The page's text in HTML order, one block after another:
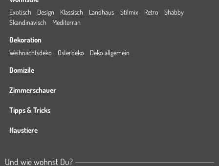
Exotisch Design Klassisch Landhaus Stilmix Retro
Shabby
Skandinavisch
Mediterran
Dekoration
Weihnachtsdeko Osterdeko Deko allgemein
Domizile
Zimmerschauer
Tipps & Tricks
Haustiere
Und wie wohnst Du?